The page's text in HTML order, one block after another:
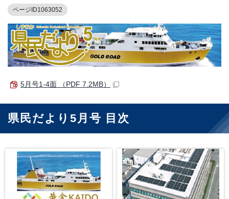
ページID1063052
5月号1-4面 （PDF 7.2MB）
県民だより5月号 目次